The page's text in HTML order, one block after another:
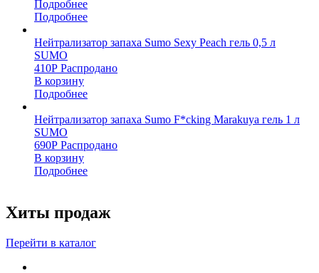
Подробнее
Подробнее
Нейтрализатор запаха Sumo Sexy Peach гель 0,5 л
SUMO
410Р Распродано
В корзину
Подробнее
Нейтрализатор запаха Sumo F*cking Marakuya гель 1 л
SUMO
690Р Распродано
В корзину
Подробнее
Хиты продаж
Перейти в каталог